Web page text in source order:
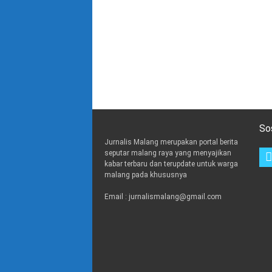
Jurnalis Malang merupakan portal berita
seputar malang raya yang menyajikan
kabar terbaru dan terupdate untuk warga
malang pada khususnya
Email : jurnalismalang@gmail.com